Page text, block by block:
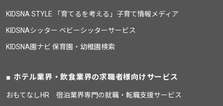
KIDSNA STYLE 「育てるを考える」子育て情報メディア
KIDSNAシッター ベビーシッターサービス
KIDSNA園ナビ 保育園・幼稚園検索
ホテル業界・飲食業界の求職者様向けサービス
おもてなしHR 宿泊業界専門の就職・転職支援サービス